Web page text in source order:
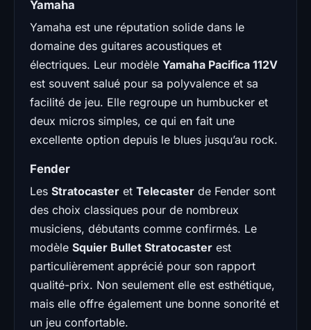
Yamaha
Yamaha est une réputation solide dans le
domaine des guitares acoustiques et
électriques. Leur modèle Yamaha Pacifica 112V
est souvent salué pour sa polyvalence et sa
facilité de jeu. Elle regroupe un humbucker et
deux micros simples, ce qui en fait une
excellente option depuis le blues jusqu’au rock.
Fender
Les Stratocaster et Telecaster de Fender sont
des choix classiques pour de nombreux
musiciens, débutants comme confirmés. Le
modèle Squier Bullet Stratocaster est
particulièrement apprécié pour son rapport
qualité-prix. Non seulement elle est esthétique,
mais elle offre également une bonne sonorité et
un jeu confortable.